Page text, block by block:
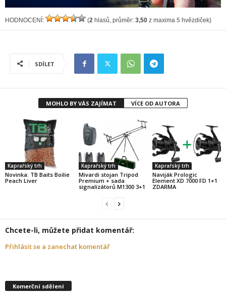
HODNOCENÍ: (2 hlasů, průměr: 3,50 z maxima 5 hvězdiček)
SDÍLET
MOHLO BY VÁS ZAJÍMAT VÍCE OD AUTORA
Kaprařský trh
Novinka: TB Baits Boilie
Peach Liver
Kaprařský trh
Mivardi stojan Tripod
Premium + sada
signalizátorů M1300 3+1
Kaprařský trh
Naviják Prologic
Element XD 7000 FD 1+1
ZDARMA
Chcete-li, můžete přidat komentář:
Přihlásit se a zanechat komentář
Komerční sdělení